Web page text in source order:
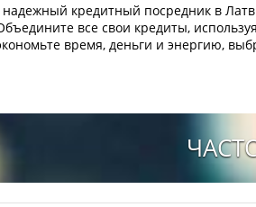
надежный кредитный посредник в
все свои кредиты,
время, деньги и энергию,